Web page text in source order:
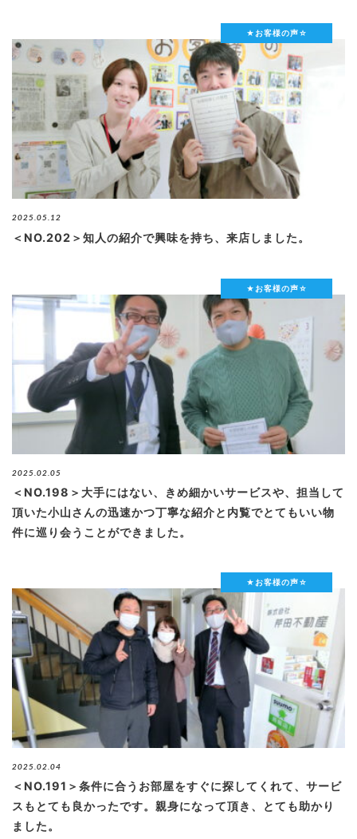
★お客様の声☆
2025.05.12
＜NO.202＞知人の紹介で興味を持ち、来店しました。
★お客様の声☆
2025.02.05
＜NO.198＞大手にはない、きめ細かいサービスや、担当して
頂いた小山さんの迅速かつ丁寧な紹介と内覧でとてもいい物
件に巡り会うことができました。
★お客様の声☆
2025.02.04
＜NO.191＞条件に合うお部屋をすぐに探してくれて、サービ
スもとても良かったです。親身になって頂き、とても助かり
ました。